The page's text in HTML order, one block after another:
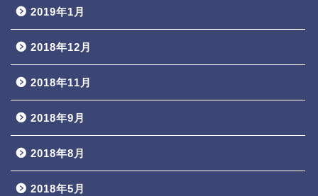
2019年1月
2018年12月
2018年11月
2018年9月
2018年8月
2018年5月